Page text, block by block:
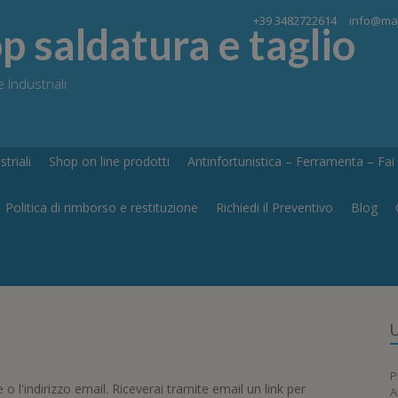
+39 3482722614
saldatura e taglio
Industriali
Shop on line prodotti Antinfortunistica – Ferramenta –
Politica di rimborso e restituzione Richiedi il Preventivo Blog
l'indirizzo email. Riceverai tramite email un link per